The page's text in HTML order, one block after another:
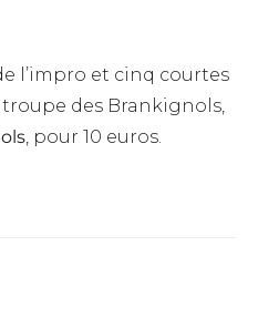
e l’impro et cinq courtes
des Brankignols,
, pour 10 euros.